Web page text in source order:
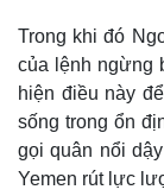
Trong khi đó
của lệnh ngừng
hiện điều này
sống trong ổn
gọi quân nổi
Yemen rút lực